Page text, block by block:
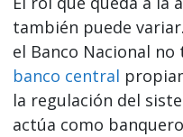
también puede
el Banco Nacional
banco central
la regulación del
actúa como